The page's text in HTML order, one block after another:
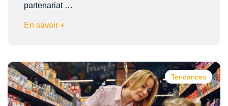
partenariat …
En savoir +
Tendances